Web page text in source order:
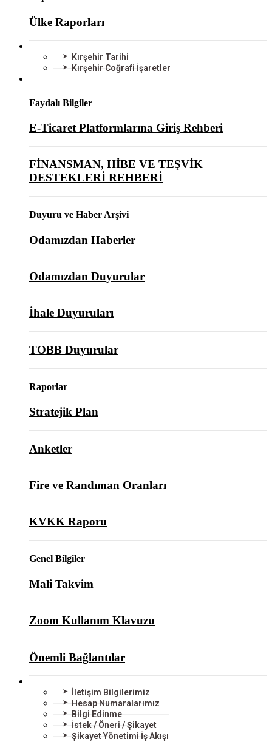
Ülke Raporları
Kırşehir Tarihi
Kırşehir Coğrafi İşaretler
Faydalı Bilgiler
E-Ticaret Platformlarına Giriş Rehberi
FİNANSMAN, HİBE VE TEŞVİK
DESTEKLERİ REHBERİ
Duyuru ve Haber Arşivi
Odamızdan Haberler
Odamızdan Duyurular
İhale Duyuruları
TOBB Duyurular
Raporlar
Stratejik Plan
Anketler
Fire ve Randıman Oranları
KVKK Raporu
Genel Bilgiler
Mali Takvim
Zoom Kullanım Klavuzu
Önemli Bağlantılar
İletişim Bilgilerimiz
Hesap Numaralarımız
Bilgi Edinme
İstek / Öneri / Şikayet
Şikayet Yönetimi İş Akışı